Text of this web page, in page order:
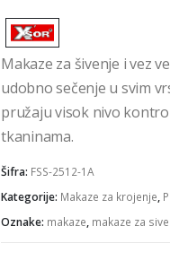
Makaze za šivenje i vez
udobno sečenje u svim
pružaju visok nivo
tkaninama.
Šifra: FSS-2512-1A
Kategorije: Makaze za krojenje,
Oznake: makaze, makaze za